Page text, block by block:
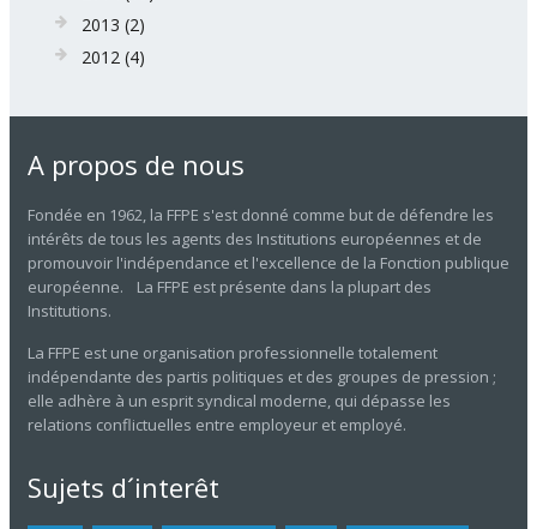
2013 (2)
2012 (4)
A propos de nous
Fondée en 1962, la FFPE s'est donné comme but de défendre les
intérêts de tous les agents des Institutions européennes et de
promouvoir l'indépendance et l'excellence de la Fonction publique
européenne. La FFPE est présente dans la plupart des
Institutions.
La FFPE est une organisation professionnelle totalement
indépendante des partis politiques et des groupes de pression ;
elle adhère à un esprit syndical moderne, qui dépasse les
relations conflictuelles entre employeur et employé.
Sujets d´interêt